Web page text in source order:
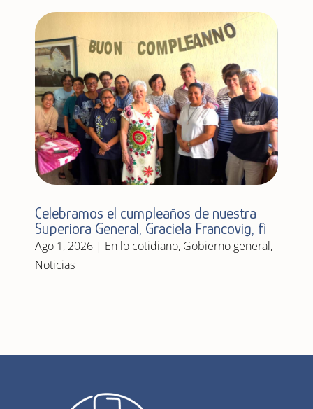
Celebramos el cumpleaños de nuestra
Superiora General, Graciela Francovig, fi
Ago 1, 2026| En lo cotidiano, Gobierno general,
Noticias